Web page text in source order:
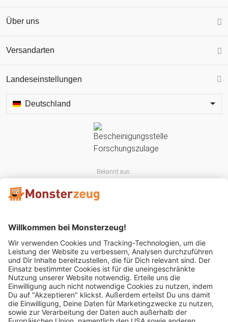
Über uns
Versandarten
Landeseinstellungen
Deutschland
Bekannt aus:
Mitglied im: